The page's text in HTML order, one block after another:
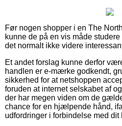
Før nogen shopper i en The
kunne de på en vis måde
det normalt ikke videre
Et andet forslag kunne derfor
handlen er e-mærke godkendt,
sikkerhed for at netshoppen
foruden at internet selskabet af
der har megen viden om de
chance for en hjælpende hånd,
udfordringer i forbindelse med dit